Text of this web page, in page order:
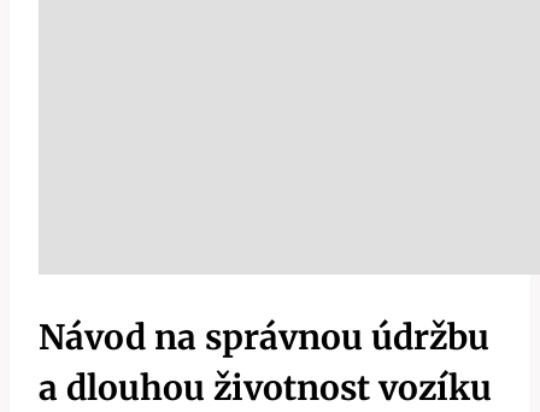
Návod na správnou údržbu
a dlouhou životnost vozíku